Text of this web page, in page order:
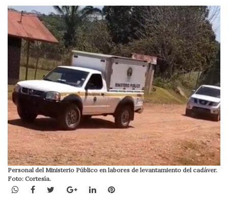
Personal del Ministerio Público en labores de levantamiento del cadáver.
Foto: Cortesía.
WhatsApp
Facebook
TwitterGoogle+LinkedInPinterest